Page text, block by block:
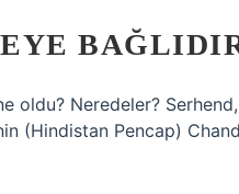
oldu? Neredeler?
(Hindistan Pencap)